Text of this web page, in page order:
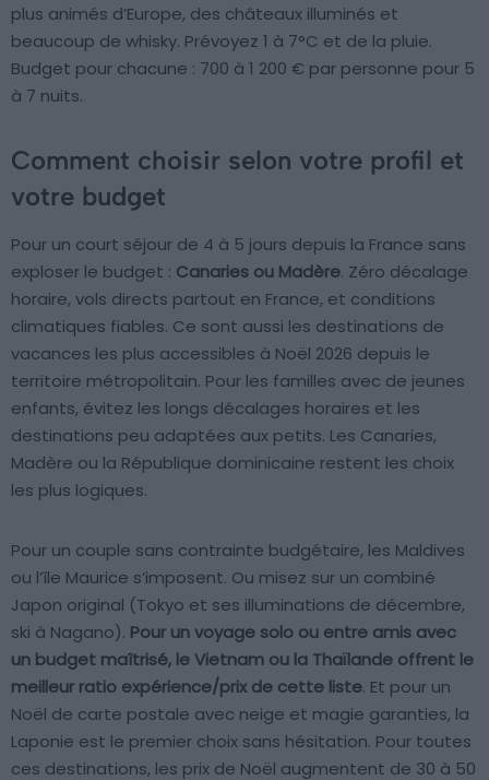
plus animés d’Europe, des châteaux illuminés et
beaucoup de whisky. Prévoyez 1 à 7°C et de la pluie.
Budget pour chacune : 700 à 1 200 € par personne pour 5
à 7 nuits.
Comment choisir selon votre profil et
votre budget
Pour un court séjour de 4 à 5 jours depuis la France sans
exploser le budget : Canaries ou Madère. Zéro décalage
horaire, vols directs partout en France, et conditions
climatiques fiables. Ce sont aussi les destinations de
vacances les plus accessibles à Noël 2026 depuis le
territoire métropolitain. Pour les familles avec de jeunes
enfants, évitez les longs décalages horaires et les
destinations peu adaptées aux petits. Les Canaries,
Madère ou la République dominicaine restent les choix
les plus logiques.
Pour un couple sans contrainte budgétaire, les Maldives
ou l’île Maurice s’imposent. Ou misez sur un combiné
Japon original (Tokyo et ses illuminations de décembre,
ski à Nagano). Pour un voyage solo ou entre amis avec
un budget maîtrisé, le Vietnam ou la Thaïlande offrent le
meilleur ratio expérience/prix de cette liste. Et pour un
Noël de carte postale avec neige et magie garanties, la
Laponie est le premier choix sans hésitation. Pour toutes
ces destinations, les prix de Noël augmentent de 30 à 50